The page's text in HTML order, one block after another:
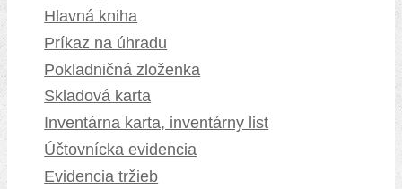
Hlavná kniha
Príkaz na úhradu
Pokladničná zloženka
Skladová karta
Inventárna karta, inventárny list
Účtovnícka evidencia
Evidencia tržieb